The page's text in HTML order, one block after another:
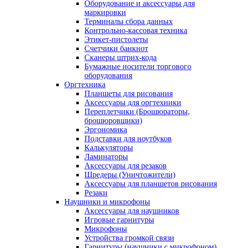
Оборудование и аксессуары для
маркировки
Терминалы сбора данных
Контрольно-кассовая техника
Этикет-пистолеты
Счетчики банкнот
Сканеры штрих-кода
Бумажные носители торгового
оборудования
Оргтехника
Планшеты для рисования
Аксессуары для оргтехники
Переплетчики (Брошюраторы,
брошюровщики)
Эргономика
Подставки для ноутбуков
Калькуляторы
Ламинаторы
Аксессуары для резаков
Шредеры (Уничтожители)
Аксессуары для планшетов рисования
Резаки
Наушники и микрофоны
Аксессуары для наушников
Игровые гарнитуры
Микрофоны
Устройства громкой связи